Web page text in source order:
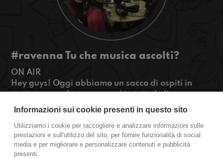
#ravenna Tu che musica ascolti?
ON AIR
Hey guys! Oggi abbiamo un sacco di ospiti in
puntata e parleremo un po’ in tutte le lingue, ma
il punto è: che tipo di musica si ascolta nelle varie
parti del mondo? E voi? Cosa ascoltate?
#OkkinSu www.radioimmaginaria.it
Ravenna
Informazioni sui cookie presenti in questo sito
Utilizziamo i cookie per raccogliere e analizzare informazioni sulle
prestazioni e sull'utilizzo del sito, per fornire funzionalità di social
media e per migliorare e personalizzare contenuti e pubblicità
presenti.